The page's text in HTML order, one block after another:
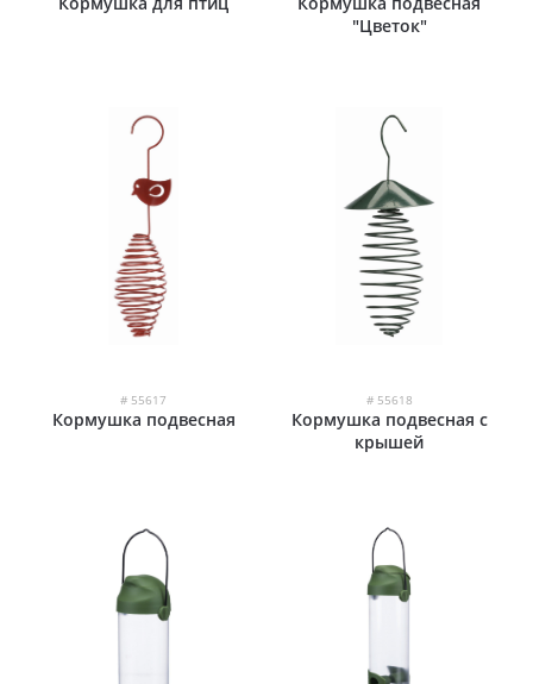
"Цветок"
# 55617
Кормушка подвесная
# 55618
Кормушка подвесная с
крышей